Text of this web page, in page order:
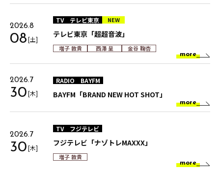
2026.8
08[土]
TV テレビ東京 NEW
テレビ東京「超超音波」
増子 敦貴 西澤 呈 金谷 鞠杏
more
2026.7
30[木]
RADIO BAYFM
BAYFM「BRAND NEW HOT SHOT」
more
2026.7
30[木]
TV フジテレビ
フジテレビ「ナゾトレMAXXX」
増子 敦貴
more